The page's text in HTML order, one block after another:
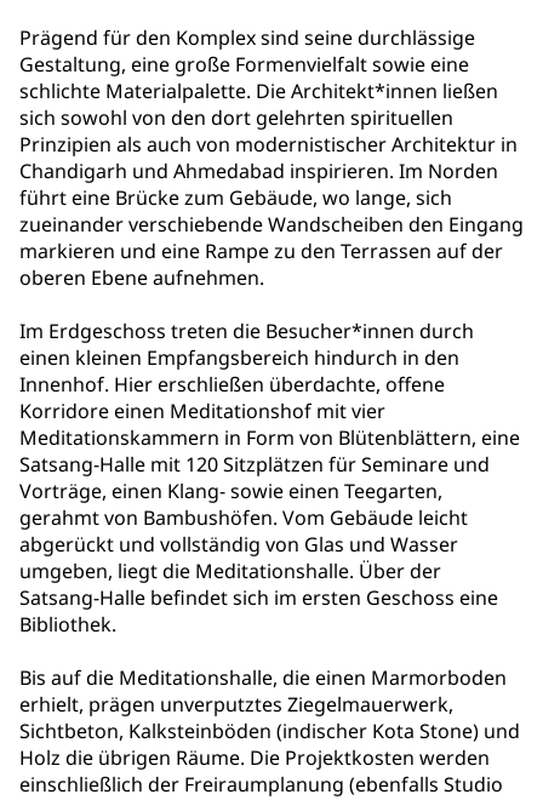
Prägend für den Komplex sind seine durchlässige
Gestaltung, eine große Formenvielfalt sowie eine
schlichte Materialpalette. Die Architekt*innen ließen
sich sowohl von den dort gelehrten spirituellen
Prinzipien als auch von modernistischer Architektur in
Chandigarh und Ahmedabad inspirieren. Im Norden
führt eine Brücke zum Gebäude, wo lange, sich
zueinander verschiebende Wandscheiben den Eingang
markieren und eine Rampe zu den Terrassen auf der
oberen Ebene aufnehmen.
Im Erdgeschoss treten die Besucher*innen durch
einen kleinen Empfangsbereich hindurch in den
Innenhof. Hier erschließen überdachte, offene
Korridore einen Meditationshof mit vier
Meditationskammern in Form von Blütenblättern, eine
Satsang-Halle mit 120 Sitzplätzen für Seminare und
Vorträge, einen Klang- sowie einen Teegarten,
gerahmt von Bambushöfen. Vom Gebäude leicht
abgerückt und vollständig von Glas und Wasser
umgeben, liegt die Meditationshalle. Über der
Satsang-Halle befindet sich im ersten Geschoss eine
Bibliothek.
Bis auf die Meditationshalle, die einen Marmorboden
erhielt, prägen unverputztes Ziegelmauerwerk,
Sichtbeton, Kalksteinböden (indischer Kota Stone) und
Holz die übrigen Räume. Die Projektkosten werden
einschließlich der Freiraumplanung (ebenfalls Studio